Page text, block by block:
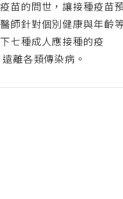
苗的問世，讓接種疫苗
師針對個別健康與年齡
七種成人應接種的疫
離各類傳染病。